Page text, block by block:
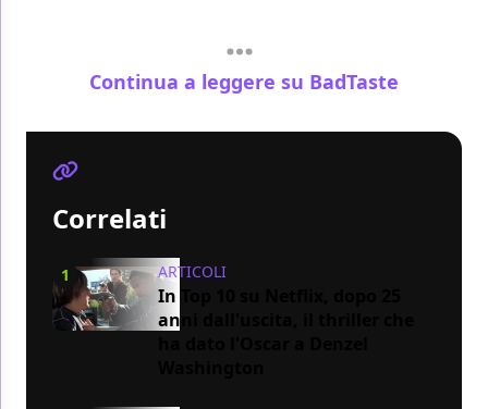
Continua a leggere su BadTaste
Correlati
1 ARTICOLI
In Top 10 su Netflix, dopo 25
anni dall'uscita, il thriller che